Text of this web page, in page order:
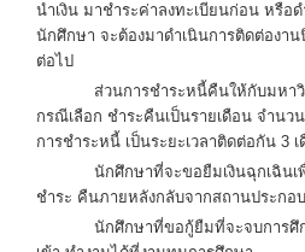
นำเงิน มาชำระค่าลงทะเบียนก่อน หรือ
นักศึกษา จะต้องมาดำเนินการติดต่องา
ต่อไป
ส่วนการชำระหนี้คืนให้กับมหาวิทยา
กรณีเลือก ชำระคืนเป็นรายเดือน จำนว
การชำระหนี้ เป็นระยะเวลาติดต่อกัน 3
นักศึกษาที่จะขอยืมเงินฉุกเฉินเพื่อน
ชำระ คืนภายหลังกลับจากสถานประกอ
นักศึกษาที่ขอกู้ยืมที่จะจบการศึกษาใ